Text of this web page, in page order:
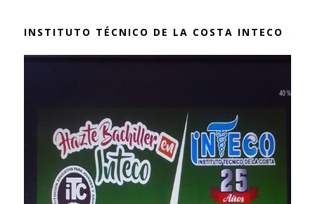
INSTITUTO TÉCNICO DE LA COSTA INTECO